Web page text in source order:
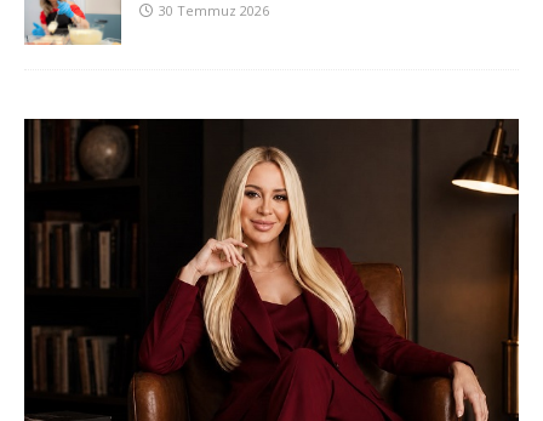
30 Temmuz 2026